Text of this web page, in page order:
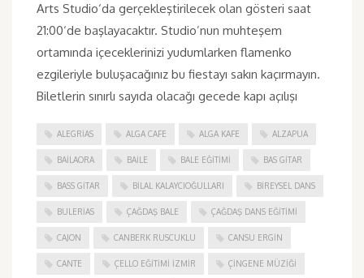
Arts Studio‘da gerçekleştirilecek olan gösteri saat
21:00‘de başlayacaktır. Studio’nun muhteşem
ortamında içeceklerinizi yudumlarken flamenko
ezgileriyle buluşacağınız bu fiestayı sakın kaçırmayın.
Biletlerin sınırlı sayıda olacağı gecede kapı açılışı
ALEGRIAS ALGA CAFE ALGA KAFE ALZAPUA
BAILAORA BAILE BALE EĞITIMI BAS GITAR
BASS GITAR BILAL KALAYCIOĞULLARI BIREYSEL DANS
BULERIAS ÇAĞDAŞ BALE ÇAĞDAŞ DANS EĞITIMI
CAJON CANBERK RUSCUKLU CANSU ERGIN
CANTE ÇELLO EĞITIMI İZMIR ÇINGENE MÜZIĞI